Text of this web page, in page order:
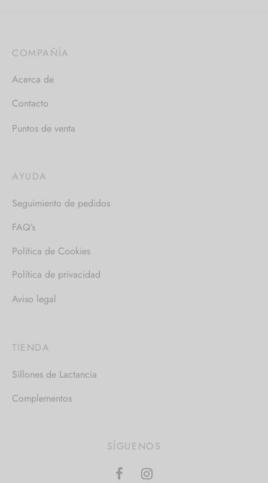
COMPAÑÍA
Acerca de
Contacto
Puntos de venta
AYUDA
Seguimiento de pedidos
FAQ’s
Política de Cookies
Política de privacidad
Aviso legal
TIENDA
Sillones de Lactancia
Complementos
SÍGUENOS